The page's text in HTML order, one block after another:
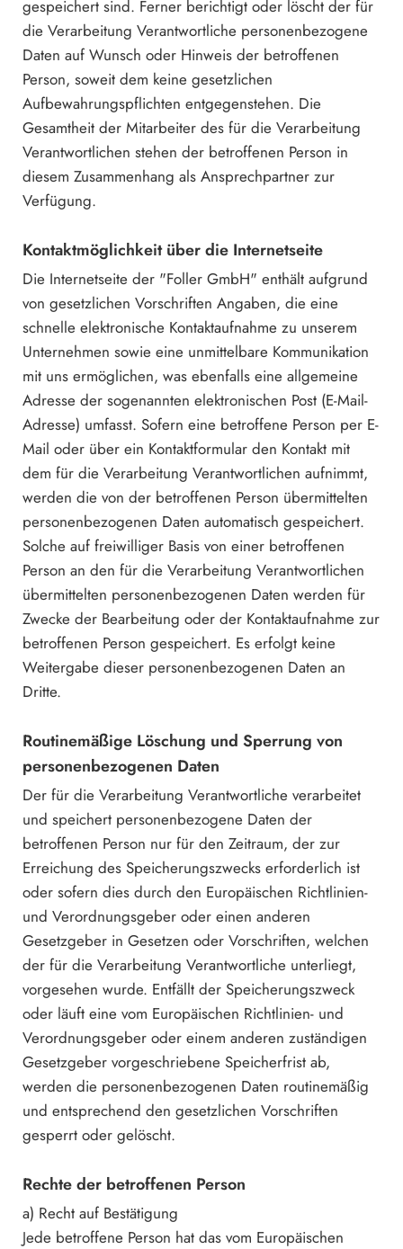
gespeichert sind. Ferner berichtigt oder löscht der für
die Verarbeitung Verantwortliche personenbezogene
Daten auf Wunsch oder Hinweis der betroffenen
Person, soweit dem keine gesetzlichen
Aufbewahrungspflichten entgegenstehen. Die
Gesamtheit der Mitarbeiter des für die Verarbeitung
Verantwortlichen stehen der betroffenen Person in
diesem Zusammenhang als Ansprechpartner zur
Verfügung.
Kontaktmöglichkeit über die Internetseite
Die Internetseite der "Foller GmbH" enthält aufgrund
von gesetzlichen Vorschriften Angaben, die eine
schnelle elektronische Kontaktaufnahme zu unserem
Unternehmen sowie eine unmittelbare Kommunikation
mit uns ermöglichen, was ebenfalls eine allgemeine
Adresse der sogenannten elektronischen Post (E-Mail-
Adresse) umfasst. Sofern eine betroffene Person per E-
Mail oder über ein Kontaktformular den Kontakt mit
dem für die Verarbeitung Verantwortlichen aufnimmt,
werden die von der betroffenen Person übermittelten
personenbezogenen Daten automatisch gespeichert.
Solche auf freiwilliger Basis von einer betroffenen
Person an den für die Verarbeitung Verantwortlichen
übermittelten personenbezogenen Daten werden für
Zwecke der Bearbeitung oder der Kontaktaufnahme zur
betroffenen Person gespeichert. Es erfolgt keine
Weitergabe dieser personenbezogenen Daten an
Dritte.
Routinemäßige Löschung und Sperrung von
personenbezogenen Daten
Der für die Verarbeitung Verantwortliche verarbeitet
und speichert personenbezogene Daten der
betroffenen Person nur für den Zeitraum, der zur
Erreichung des Speicherungszwecks erforderlich ist
oder sofern dies durch den Europäischen Richtlinien-
und Verordnungsgeber oder einen anderen
Gesetzgeber in Gesetzen oder Vorschriften, welchen
der für die Verarbeitung Verantwortliche unterliegt,
vorgesehen wurde. Entfällt der Speicherungszweck
oder läuft eine vom Europäischen Richtlinien- und
Verordnungsgeber oder einem anderen zuständigen
Gesetzgeber vorgeschriebene Speicherfrist ab,
werden die personenbezogenen Daten routinemäßig
und entsprechend den gesetzlichen Vorschriften
gesperrt oder gelöscht.
Rechte der betroffenen Person
a) Recht auf Bestätigung
Jede betroffene Person hat das vom Europäischen